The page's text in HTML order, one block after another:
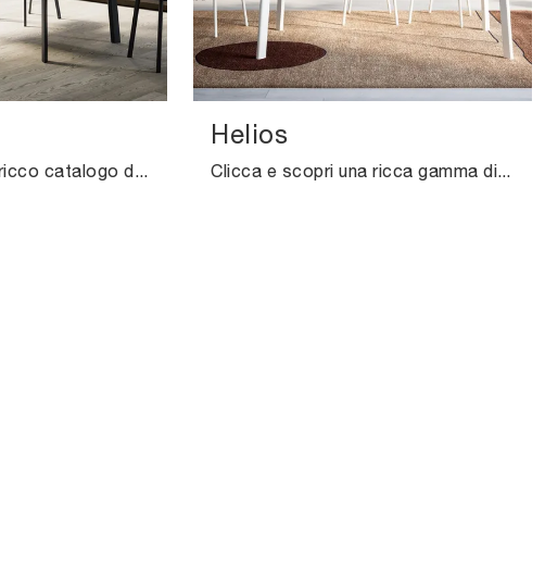
Clicca e scopri un ricco catalogo di Tavoli moderni allungabili da cucina! Il modello Paul di Arredo3 ti attende.
Helios
Clicca e scopri una ricca gamma di Tavoli moderni allungabili da cucina! Il modello Helios di Arredo3 ti sta aspettando.